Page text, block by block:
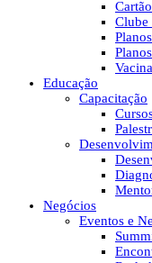
Clube
Educação
Capacitação
Negócios
Eventos e